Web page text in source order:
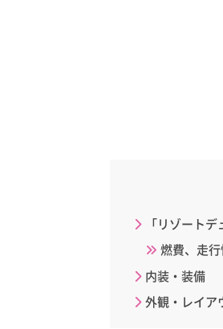
「リゾート
燃費、走
内装・装備
外観・レイア